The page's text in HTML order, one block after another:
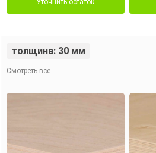
Уточнить остаток
толщина: 30 мм
Смотреть все